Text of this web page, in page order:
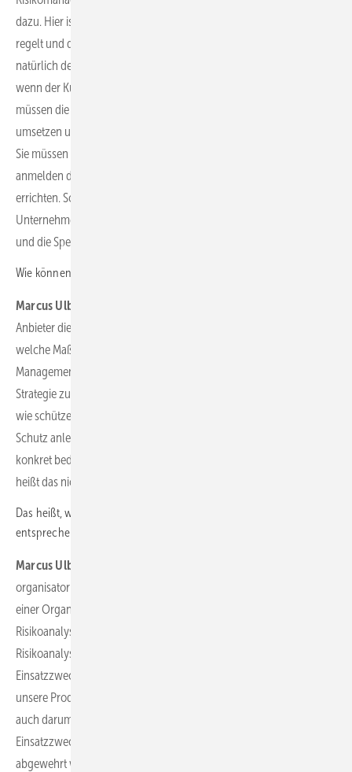
dazu. Hier ist wichtig, wie das Unternehmen die Zugangskontrolle
regelt und die eigene Sicherheitsarchitektur aufbaut. Dabei muss
natürlich der Betreiber mitziehen. Ein sicheres Produkt nützt nichts,
wenn der Kunde das Standardpasswort auf das Gerät klebt. Hier
müssen die Unternehmen auch ihre eigenen Sicherheitskonzepte
umsetzen und die Speicher und Solaranlagen in diese integrieren.
Sie müssen unter anderem genau definieren, wer sich im System
anmelden darf, und entsprechende Hürden gegen fremden Zugriff
errichten. Solche Zugangskontrollen sind nicht nur für das eigene
Unternehmensnetzwerk, sondern auch für die Energieinfrastruktur
und die Speicher wichtig.
Wie können Kunden erkennen, wie sicher ein Produkt ist?
Marcus Ulbricht:
Anbieter die Informationssicherheit umsetzt. Wir dokumentieren,
welche Maßnahmen wir ergreifen – etwa Verschlüsselung, Patch-
Management, Penetrationstests. Wir entwickeln zudem eine
Strategie zur Informationssicherheit. Wir erklären konkret, was wir
wie schützen wollen und welche Anforderungen wir bei diesem
Schutz anlegen. Aber viele Kunden müssen erst lernen, was das
konkret bedeutet. Das ist wie bei Autos: Nur weil ein Auto TÜV hat,
heißt das nicht, dass der Fahrer automatisch sicher fährt.
Das heißt, wenn die Speicher oder auch andere Systeme
entsprechend der ISO 27001 aufgebaut sind, ist alles in Ordnung?
Marcus Ulbricht:
organisatorischer Maßnahmenkatalog, um ein Sicherheitsniveau in
einer Organisation einzurichten. Hier ist eine umfangreiche
Risikoanalyse wichtig. Auf die Durchführung einer solchen
Risikoanalyse zielt die IEC 62443 ab. Dabei steht unter anderem der
Einsatzzweck des Speichers im Mittelpunkt. Wir führen für alle
unsere Produkte eine solche Risikoanalyse durch. Dabei geht es
auch darum, welche potenziellen Bedrohungen mit diesem
Einsatzzweck einhergehen und mit welchen Maßnahmen diese
abgewehrt werden können.